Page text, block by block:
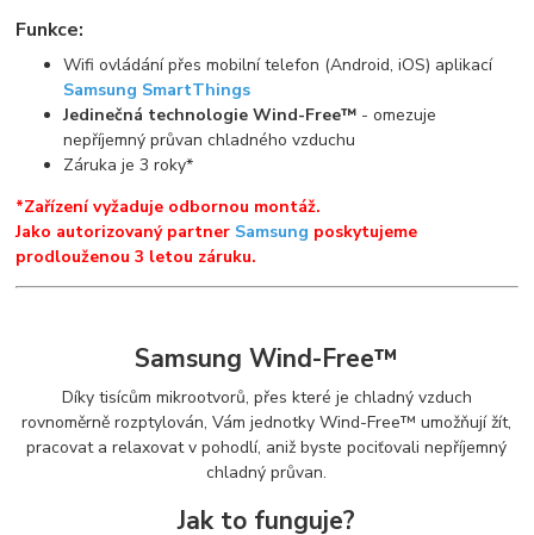
Funkce:
Wifi ovládání přes mobilní telefon (Android, iOS) aplikací
Samsung SmartThings
Jedinečná technologie Wind-Free™ - omezuje
nepříjemný průvan chladného vzduchu
Záruka je 3 roky*
*Zařízení vyžaduje odbornou montáž.
Jako autorizovaný partner Samsung poskytujeme
prodlouženou 3 letou záruku.
Samsung Wind-Free™
Díky tisícům mikrootvorů, přes které je chladný vzduch
rovnoměrně rozptylován, Vám jednotky Wind-Free™ umožňují žít,
pracovat a relaxovat v pohodlí, aniž byste pociťovali nepříjemný
chladný průvan.
Jak to funguje?